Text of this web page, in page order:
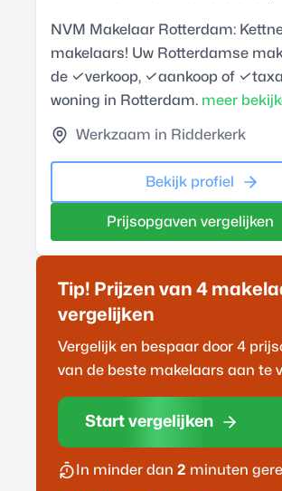
NVM Makelaar Rotterdam:
makelaars! Uw Rotterdamse
de ✓verkoop, ✓aankoop of
woning in Rotterdam. meer
Werkzaam in Ridderkerk
Bekijk profiel
Prijsopgaven vergelijken
Tip! Prijzen van 4
vergelijken
Vergelijk en bespaar door 4
van de beste makelaars aan te
Start vergelijken
In minder dan 2 minuten